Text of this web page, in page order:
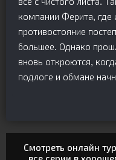
компании Ферита, где
противостояние
большее. Однако
вновь откроются,
подлоге и обмане
Смотреть онлайн